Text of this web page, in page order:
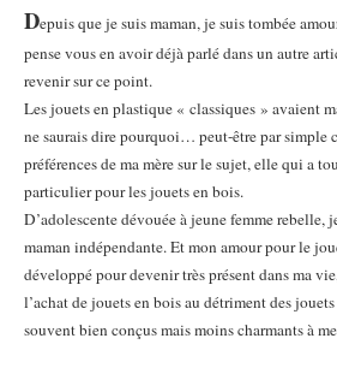
Depuis que je suis maman, je suis tombée
pense vous en avoir déjà parlé dans un autre
revenir sur ce point.
Les jouets en plastique « classiques » avaient
ne saurais dire pourquoi… peut-être par simple
préférences de ma mère sur le sujet, elle qui a
particulier pour les jouets en bois.
D’adolescente dévouée à jeune femme rebelle,
maman indépendante. Et mon amour pour le
développé pour devenir très présent dans ma
l’achat de jouets en bois au détriment des
souvent bien conçus mais moins charmants à